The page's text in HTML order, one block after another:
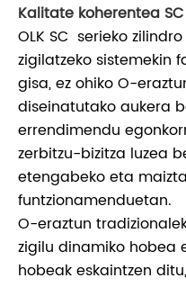
Kalitate koherentea
OLK SC serieko
zigilatzeko sistemekin
gisa, ez ohiko O-
diseinatutako aukera
errendimendu
zerbitzu-bizitza luzea
etengabeko eta
funtzionamenduetan.
O-eraztun
zigilu dinamiko hobea
hobeak eskaintzen